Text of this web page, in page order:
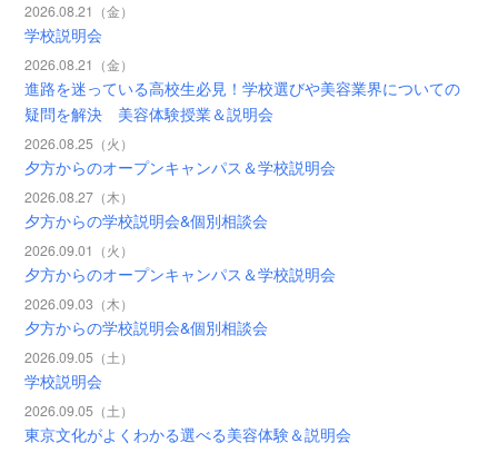
2026.08.21（金）
学校説明会
2026.08.21（金）
進路を迷っている高校生必見！学校選びや美容業界についての
疑問を解決 美容体験授業＆説明会
2026.08.25（火）
夕方からのオープンキャンパス＆学校説明会
2026.08.27（木）
夕方からの学校説明会&個別相談会
2026.09.01（火）
夕方からのオープンキャンパス＆学校説明会
2026.09.03（木）
夕方からの学校説明会&個別相談会
2026.09.05（土）
学校説明会
2026.09.05（土）
東京文化がよくわかる選べる美容体験＆説明会